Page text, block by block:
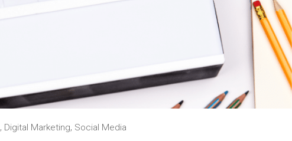
, Digital Marketing, Social Media